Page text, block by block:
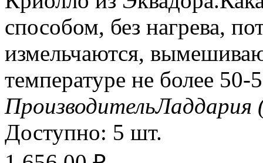
способом, без нагрева,
измельчаются,
температуре не более 50-
ПроизводительЛаддария
Доступно: 5 шт.